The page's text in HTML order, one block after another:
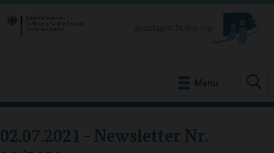
Menu
02.07.2021 - Newsletter Nr.